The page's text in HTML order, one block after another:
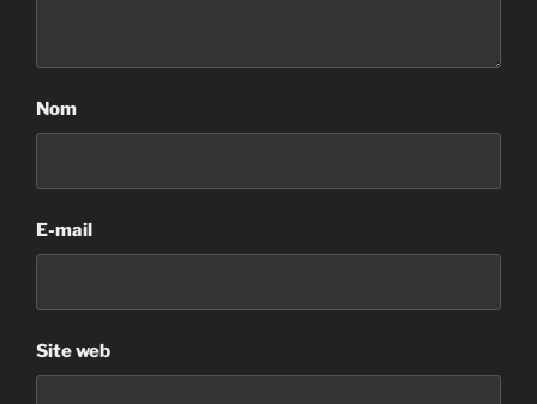
Nom
E-mail
Site web